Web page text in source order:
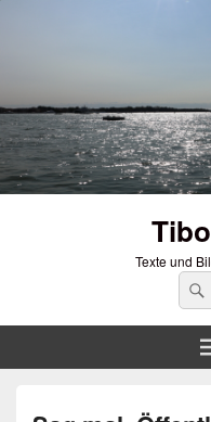
Texte und